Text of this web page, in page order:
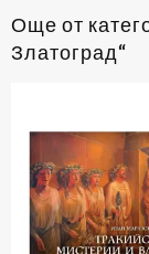
Още от
Златоград“